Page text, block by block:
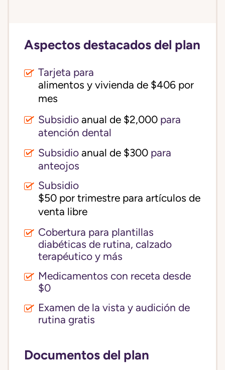
Aspectos destacados del plan
Tarjeta para
alimentos y vivienda de $406 por
mes
Subsidio anual de $2,000 para
atención dental
Subsidio anual de $300 para
anteojos
Subsidio
$50 por trimestre para artículos de
venta libre
Cobertura para plantillas
diabéticas de rutina, calzado
terapéutico y más
Medicamentos con receta desde
$0
Examen de la vista y audición de
rutina gratis
Documentos del plan